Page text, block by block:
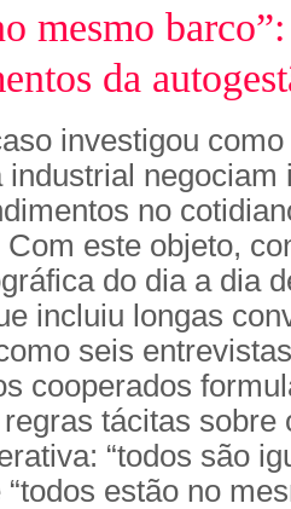
mesmo
da
investigou
industrial negociam
no
este objeto,
do dia a dia
incluiu longas
seis
cooperados
tácitas sobre
“todos são
“todos estão no